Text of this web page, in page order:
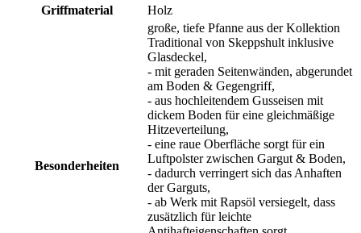
Griffmaterial
Holz
Besonderheiten
große, tiefe Pfanne aus der Kollektion
Traditional von Skeppshult inklusive
Glasdeckel,
- mit geraden Seitenwänden, abgerundet
am Boden & Gegengriff,
- aus hochleitendem Gusseisen mit
dickem Boden für eine gleichmäßige
Hitzeverteilung,
- eine raue Oberfläche sorgt für ein
Luftpolster zwischen Gargut & Boden,
- dadurch verringert sich das Anhaften
der Garguts,
- ab Werk mit Rapsöl versiegelt, dass
zusätzlich für leichte